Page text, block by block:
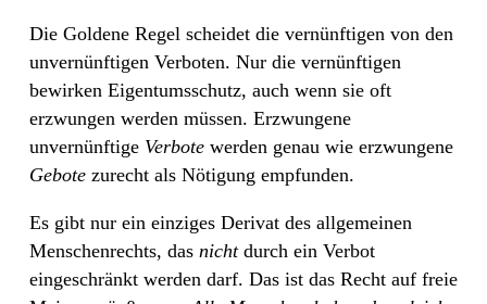
Die Goldene Regel scheidet die vernünftigen von den
unvernünftigen Verboten. Nur die vernünftigen
bewirken Eigentumsschutz, auch wenn sie oft
erzwungen werden müssen. Erzwungene
unvernünftige Verbote werden genau wie erzwungene
Gebote zurecht als Nötigung empfunden.
Es gibt nur ein einziges Derivat des allgemeinen
Menschenrechts, das nichtdurch ein Verbot
eingeschränkt werden darf. Das ist das Recht auf freie